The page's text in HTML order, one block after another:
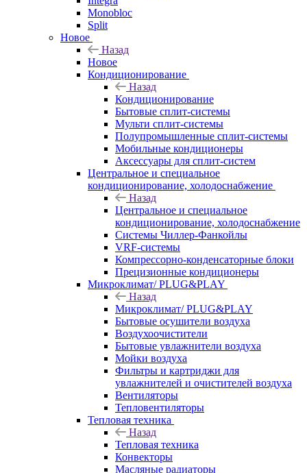
Monobloc
Split
Новое
Назад
Новое
Кондиционирование
Назад
Кондиционирование
Бытовые сплит-системы
Мульти сплит-системы
Полупромышленные сплит-системы
Мобильные кондиционеры
Аксессуары для сплит-систем
Центральное и специальное
кондиционирование, холодоснабжение
Назад
Центральное и специальное
кондиционирование, холодоснабжение
Системы Чиллер-Фанкойлы
VRF-системы
Компрессорно-конденсаторные блоки
Прецизионные кондиционеры
Микроклимат/ PLUG&PLAY
Назад
Микроклимат/ PLUG&PLAY
Бытовые осушители воздуха
Воздухоочистители
Бытовые увлажнители воздуха
Мойки воздуха
Фильтры и картриджи для
увлажнителей и очистителей воздуха
Вентиляторы
Тепловентиляторы
Тепловая техника
Назад
Тепловая техника
Конвекторы
Масляные радиаторы